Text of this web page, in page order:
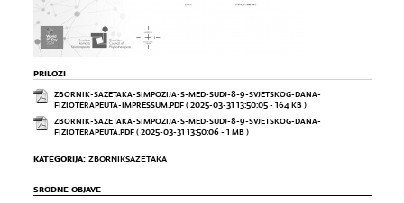
PRILOZI
ZBORNIK-SAZETAKA-SIMPOZIJA-S-MED-SUDJ-8-9-SVJETSKOG-DANA-
FIZIOTERAPEUTA-IMPRESSUM.PDF( 2025-03-31 13:50:05 - 164 KB )
ZBORNIK-SAZETAKA-SIMPOZIJA-S-MED-SUDJ-8-9-SVJETSKOG-DANA-
FIZIOTERAPEUTA.PDF( 2025-03-31 13:50:06 - 1 MB )
KATEGORIJA: ZBORNIKSAZETAKA
SRODNE OBJAVE